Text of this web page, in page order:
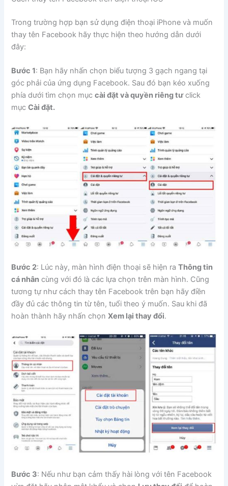
Trong trường hợp bạn sử dụng điện thoại iPhone và muốn
thay tên Facebook hãy thực hiện theo hướng dẫn dưới
đây:
Bước 1: Bạn hãy nhấn chọn biểu tượng 3 gạch ngang tại
góc phải của ứng dụng Facebook. Sau đó bạn kéo xuống
phía dưới tìm chọn mụccài đặt và quyền riêng tưclick
mụcCài đặt.
Bước 2: Lúc này, màn hình điện thoại sẽ hiện raThông tin
cá nhân cùng với đó là các lựa chọn trên màn hình. Cũng
tương tự như cách thay tên Facebook trên bạn hãy điền
đầy đủ các thông tin từ tên, tuổi theo ý muốn. Sau khi đã
hoàn thành hãy nhấn chọnXem lại thay đổi.
Bước 3: Nếu như bạn cảm thấy hài lòng với tên Facebook